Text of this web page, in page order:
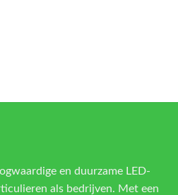
en duurzame LED-
als bedrijven. Met een